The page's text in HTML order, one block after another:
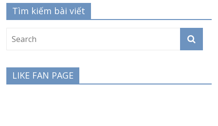
Tìm kiếm bài viết
LIKE FAN PAGE